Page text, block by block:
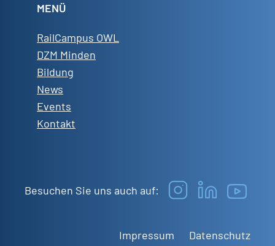
MENÜ
RailCampus OWL
DZM Minden
Bildung
News
Events
Kontakt
Besuchen Sie uns auch auf:
Impressum Datenschutz